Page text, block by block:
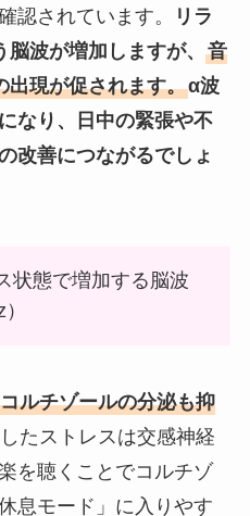
認されています。
リラ
波が増加しますが、 音
出現が促されます。α波
なり、日中の緊張や不
改善につながるでしょ
状態で増加する脳波
コルチゾールの分泌も抑
たストレスは交感神経
を聴くことでコルチゾ
息モード」に入りやす